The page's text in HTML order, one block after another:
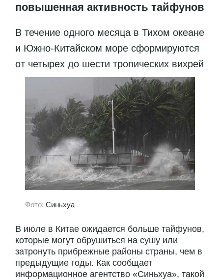
повышенная активность тайфунов
В течение одного месяца в Тихом океане
и Южно-Китайском море сформируются
от четырех до шести тропических вихрей
Фото: Синьхуа
В июле в Китае ожидается больше тайфунов,
которые могут обрушиться на сушу или
затронуть прибрежные районы страны, чем в
предыдущие годы. Как сообщает
информационное агентство «Синьхуа», такой